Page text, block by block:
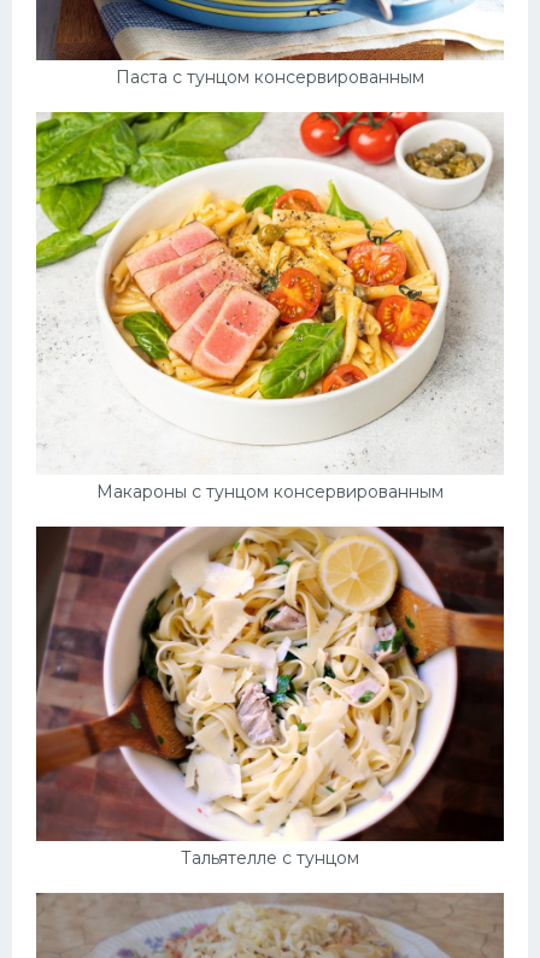
Паста с тунцом консервированным
Макароны с тунцом консервированным
Тальятелле с тунцом